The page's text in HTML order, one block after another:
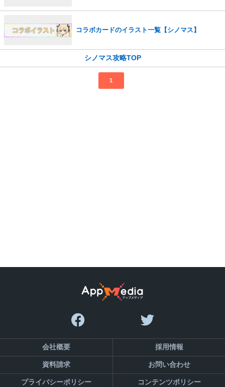
コラボカードのイラスト一覧【シノマス】
シノマス攻略TOP
1
会社概要 採用情報
資料請求 お問い合わせ
プライバシーポリシー コンテンツポリシー